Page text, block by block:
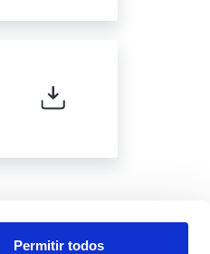
Permitir todos